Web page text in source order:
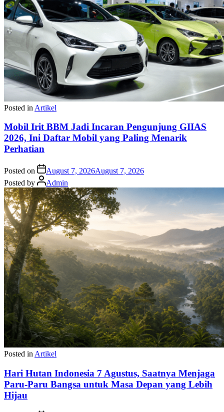
Posted in Artikel
Mobil Irit BBM Jadi Incaran Pengunjung GIIAS
2026, Ini Daftar Mobil yang Paling Menarik
Perhatian
Posted on August 7, 2026August 7, 2026
Posted by
Admin
Posted in Artikel
Hari Hutan Indonesia 7 Agustus, Saatnya Menjaga
Paru-Paru Bangsa untuk Masa Depan yang Lebih
Hijau